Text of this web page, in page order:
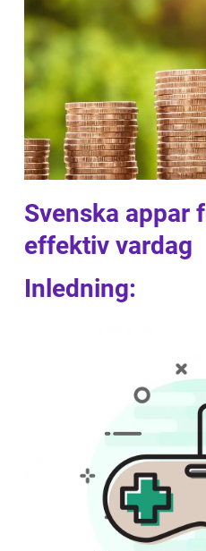
Svenska appar
effektiv vardag
Inledning: